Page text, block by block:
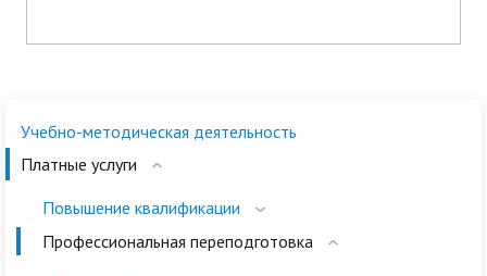
Учебно-методическая деятельность
Платные услуги
Повышение квалификации
Профессиональная переподготовка